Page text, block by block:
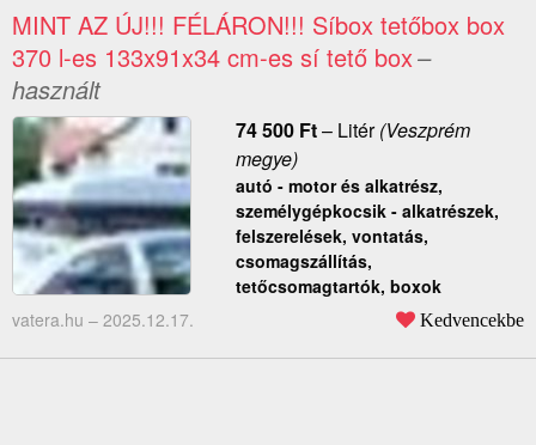
MINT AZ ÚJ!!! FÉLÁRON!!! Síbox tetőbox box
370 l-es 133x91x34 cm-es sí tető box–
használt
74 500 Ft– Litér(Veszprém
megye)
autó - motor és alkatrész,
személygépkocsik - alkatrészek,
felszerelések, vontatás,
csomagszállítás,
tetőcsomagtartók, boxok
vatera.hu – 2025.12.17. Kedvencekbe